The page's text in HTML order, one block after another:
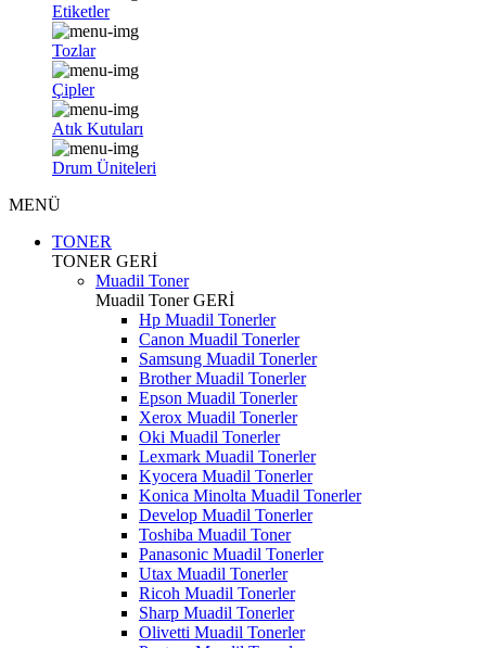
Etiketler
Tozlar
Çipler
Atık Kutuları
Drum Üniteleri
MENÜ
TONER
TONER GERİ
Muadil Toner
Muadil TonerGERİ
Hp Muadil Tonerler
Canon Muadil Tonerler
Samsung Muadil Tonerler
Brother Muadil Tonerler
Epson Muadil Tonerler
Xerox Muadil Tonerler
Oki Muadil Tonerler
Lexmark Muadil Tonerler
Kyocera Muadil Tonerler
Konica Minolta Muadil Tonerler
Develop Muadil Tonerler
Toshiba Muadil Toner
Panasonic Muadil Tonerler
Utax Muadil Tonerler
Ricoh Muadil Tonerler
Sharp Muadil Tonerler
Olivetti Muadil Tonerler